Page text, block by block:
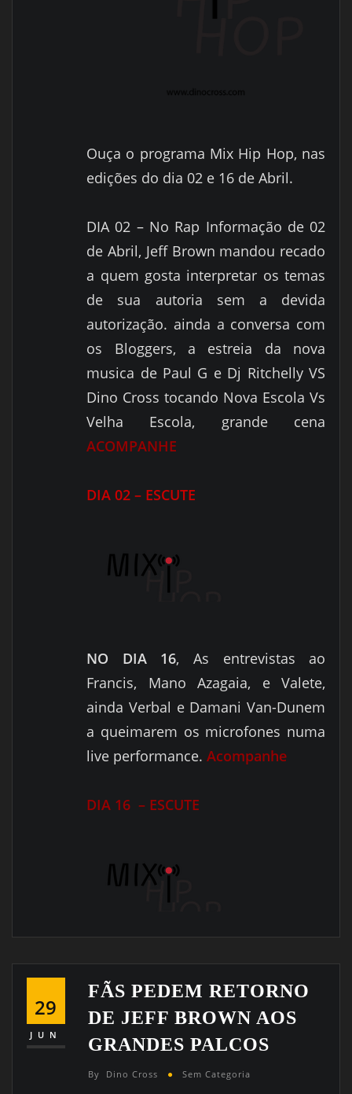
Ouça o programa Mix Hip Hop, nas
edições do dia 02 e 16 de Abril.
DIA 02 – No Rap Informação de 02
de Abril, Jeff Brown mandou recado
a quem gosta interpretar os temas
de sua autoria sem a devida
autorização. ainda a conversa com
os Bloggers, a estreia da nova
musica de Paul G e Dj Ritchelly VS
Dino Cross tocando Nova Escola Vs
Velha Escola, grande cena
ACOMPANHE
DIA 02 – ESCUTE
NO DIA 16, As entrevistas ao
Francis, Mano Azagaia, e Valete,
ainda Verbal e Damani Van-Dunem
a queimarem os microfones numa
live performance.Acompanhe
DIA 16 – ESCUTE
29
JUN
FÃS PEDEM RETORNO
DE JEFF BROWN AOS
GRANDES PALCOS
By Dino Cross Sem Categoria